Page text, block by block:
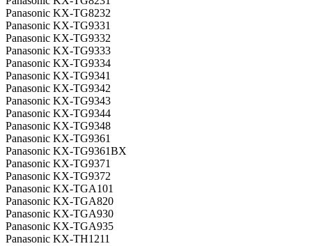
Panasonic KX-TG8232
Panasonic KX-TG9331
Panasonic KX-TG9332
Panasonic KX-TG9333
Panasonic KX-TG9334
Panasonic KX-TG9341
Panasonic KX-TG9342
Panasonic KX-TG9343
Panasonic KX-TG9344
Panasonic KX-TG9348
Panasonic KX-TG9361
Panasonic KX-TG9361BX
Panasonic KX-TG9371
Panasonic KX-TG9372
Panasonic KX-TGA101
Panasonic KX-TGA820
Panasonic KX-TGA930
Panasonic KX-TGA935
Panasonic KX-TH1211